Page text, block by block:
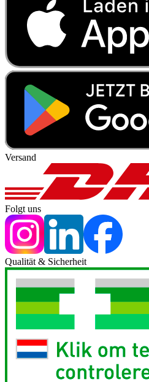
Versand
Folgt uns
Qualität & Sicherheit